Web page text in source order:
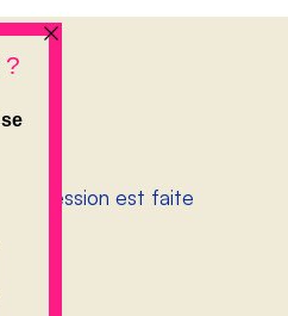
session est faite